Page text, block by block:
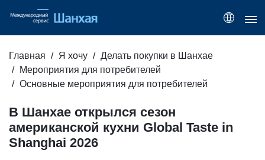
Главная Я хочу
Делать покупки в Шанхае
Мероприятия для потребителей
Основные мероприятия для потребителей
В Шанхае открылся сезон
американской кухни Global Taste in
Shanghai 2026